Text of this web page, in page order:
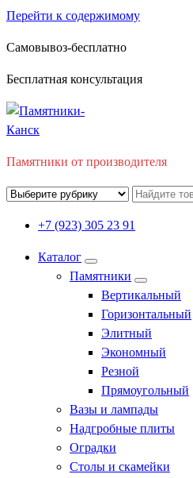
Перейти к содержимому
Самовывоз-бесплатно
Бесплатная консультация
Памятники от производителя
+7 (923) 305 23 91
Каталог
Памятники
Вертикальный
Горизонтальный
Элитный
Экономный
Резной
Прямоугольный
Вазы и лампады
Надгробные плиты
Оградки
Столы и скамейки